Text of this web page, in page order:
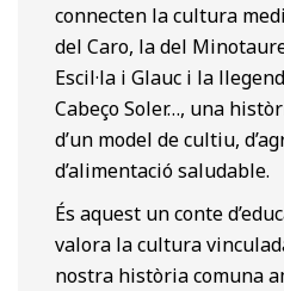
connecten la cultura
del Caro, la del
Escil·la i Glauc i la
Cabeço Soler…, una
d’un model de cultiu,
d’alimentació saludable.
És aquest un conte
valora la cultura
nostra història comuna